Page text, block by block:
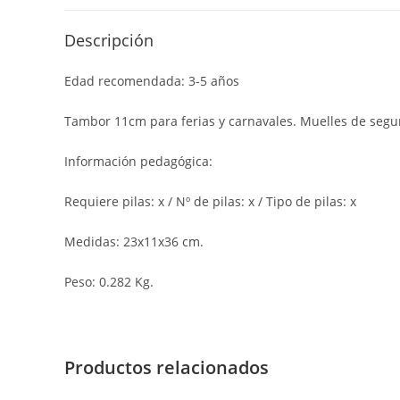
Descripción
Edad recomendada: 3-5 años
Tambor 11cm para ferias y carnavales. Muelles de
Información pedagógica:
Requiere pilas: x / Nº de pilas: x / Tipo de pilas: x
Medidas: 23x11x36 cm.
Peso: 0.282 Kg.
Productos relacionados